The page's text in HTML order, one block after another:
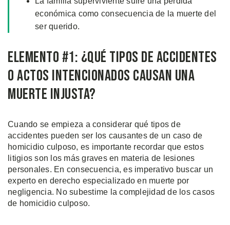
económica como consecuencia de la muerte del
ser querido.
Elemento #1: ¿Qué Tipos de Accidentes
o Actos Intencionados Causan una
Muerte Injusta?
Cuando se empieza a considerar qué tipos de
accidentes pueden ser los causantes de un caso de
homicidio culposo, es importante recordar que estos
litigios son los más graves en materia de lesiones
personales. En consecuencia, es imperativo buscar un
experto en derecho especializado en muerte por
negligencia. No subestime la complejidad de los casos
de homicidio culposo.